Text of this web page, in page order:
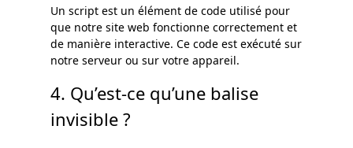
Un script est un élément de code utilisé pour
que notre site web fonctionne correctement et
de manière interactive. Ce code est exécuté sur
notre serveur ou sur votre appareil.
4. Qu’est-ce qu’une balise
invisible ?